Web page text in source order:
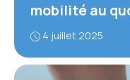
mobilité au
4 juillet 2025